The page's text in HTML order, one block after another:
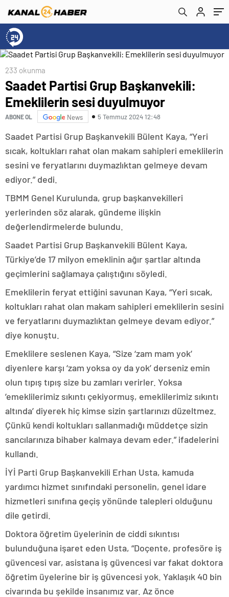
233 okunma
Saadet Partisi Grup Başkanvekili:
Emeklilerin sesi duyulmuyor
ABONE OL News 5 Temmuz 2024 12:48
Saadet Partisi Grup Başkanvekili Bülent Kaya, “Yeri
sıcak, koltukları rahat olan makam sahipleri emeklilerin
sesini ve feryatlarını duymazlıktan gelmeye devam
ediyor.” dedi.
TBMM Genel Kurulunda, grup başkanvekilleri
yerlerinden söz alarak, gündeme ilişkin
değerlendirmelerde bulundu.
Saadet Partisi Grup Başkanvekili Bülent Kaya,
Türkiye’de 17 milyon emeklinin ağır şartlar altında
geçimlerini sağlamaya çalıştığını söyledi.
Emeklilerin feryat ettiğini savunan Kaya, “Yeri sıcak,
koltukları rahat olan makam sahipleri emeklilerin sesini
ve feryatlarını duymazlıktan gelmeye devam ediyor.”
diye konuştu.
Emeklilere seslenen Kaya, “Size ‘zam mam yok’
diyenlere karşı ‘zam yoksa oy da yok’ derseniz emin
olun tıpış tıpış size bu zamları verirler. Yoksa
’emeklilerimiz sıkıntı çekiyormuş, emeklilerimiz sıkıntı
altında’ diyerek hiç kimse sizin şartlarınızı düzeltmez.
Çünkü kendi koltukları sallanmadığı müddetçe sizin
sancılarınıza bihaber kalmaya devam eder.” ifadelerini
kullandı.
İYİ Parti Grup Başkanvekili Erhan Usta, kamuda
yardımcı hizmet sınıfındaki personelin, genel idare
hizmetleri sınıfına geçiş yönünde talepleri olduğunu
dile getirdi.
Doktora öğretim üyelerinin de ciddi sıkıntısı
bulunduğuna işaret eden Usta, “Doçente, profesöre iş
güvencesi var, asistana iş güvencesi var fakat doktora
öğretim üyelerine bir iş güvencesi yok. Yaklaşık 40 bin
civarında bu şekilde insanımız var. Az önce